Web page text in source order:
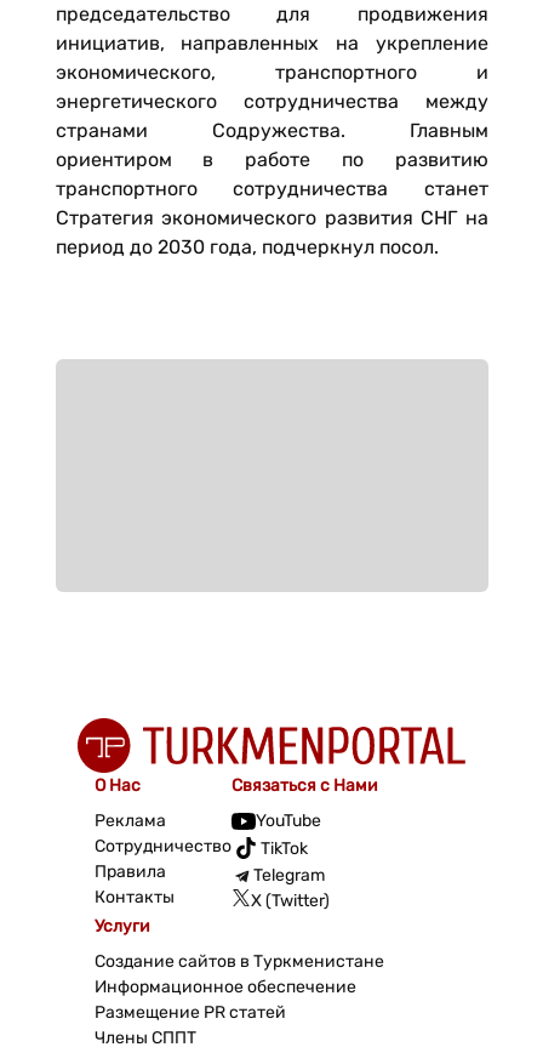
председательство для продвижения
инициатив, направленных на укрепление
экономического, транспортного и
энергетического сотрудничества между
странами Содружества. Главным
ориентиром в работе по развитию
транспортного сотрудничества станет
Стратегия экономического развития СНГ на
период до 2030 года, подчеркнул посол.
О Нас
Реклама
Сотрудничество
Правила
Контакты
Связаться с Нами
YouTube
TikTok
Telegram
X (Twitter)
Услуги
Создание сайтов в Туркменистане
Информационное обеспечение
Размещение PR статей
Члены СППТ